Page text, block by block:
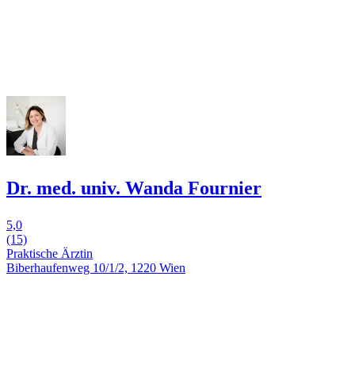
Dr. med. univ. Wanda Fournier
5,0
(15)
Praktische Ärztin
Biberhaufenweg 10/1/2, 1220 Wien